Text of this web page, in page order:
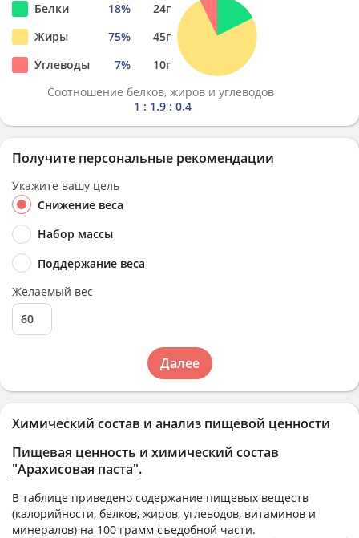
Химический состав и анализ пищевой ценности
Пищевая ценность и химический состав
"Арахисовая паста".
В таблице приведено содержание пищевых веществ
(калорийности, белков, жиров, углеводов, витаминов и
минералов) на 100 грамм съедобной части.
Белки 18% 24г
Жиры
75% 45г
Углеводы
7% 10г
Соотношение белков, жиров и углеводов
1 : 1.9 : 0.4
Получите персональные рекомендации
Укажите вашу цель
Снижение веса
Набор массы
Поддержание веса
Желаемый вес
Далее